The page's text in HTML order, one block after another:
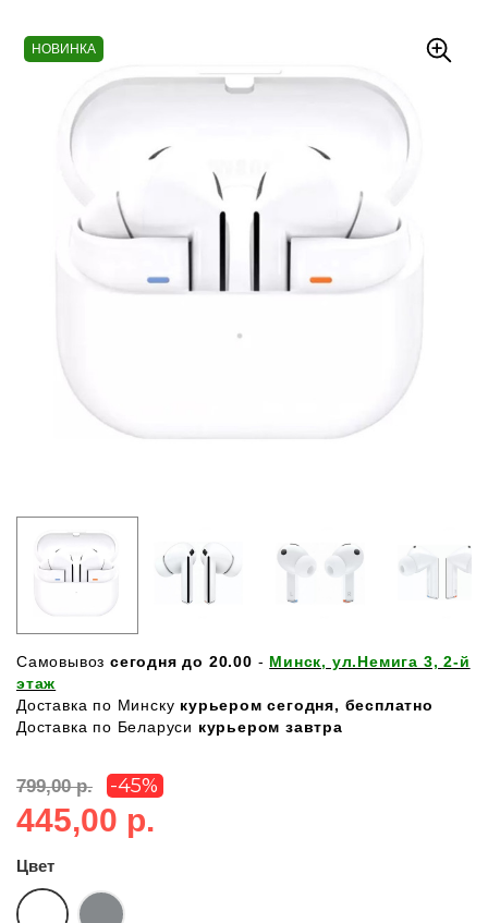
НОВИНКА
Самовывоз сегодня до 20.00 - Минск, ул.Немига 3, 2-й
этаж
Доставка по Минску курьером сегодня, бесплатно
Доставка по Беларуси курьером завтра
799,00 р. -45%
445,00 р.
Цвет